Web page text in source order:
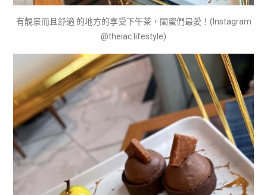
有靚景而且舒適 的地方的享受下午茶，閨蜜們最愛！(Instagram
@theiac.lifestyle)